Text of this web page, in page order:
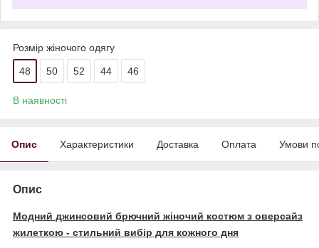
Розмір жіночого одягу
48 50 52 44 46
В наявності
Опис Характеристики Доставка Оплата Умови
Опис
Модний джинсовий брючний жіночий костюм з оверсайз
жилеткою - стильний вибір для кожного дня